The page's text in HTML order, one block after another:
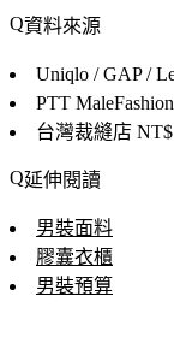
資料來源
Uniqlo / GAP /
PTT
台灣裁縫店
延伸閱讀
男裝面料
膠囊衣櫃
男裝預算